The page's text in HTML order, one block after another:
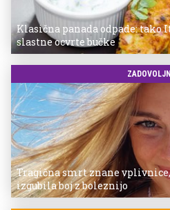
Klasična panada odpade:
slastne ocvrte bučke
Tragična smrt znane
izgubila boj z boleznijo